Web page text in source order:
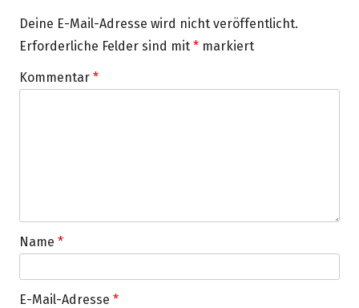
Deine E-Mail-Adresse wird nicht veröffentlicht.
Erforderliche Felder sind mit * markiert
Kommentar *
Name *
E-Mail-Adresse *